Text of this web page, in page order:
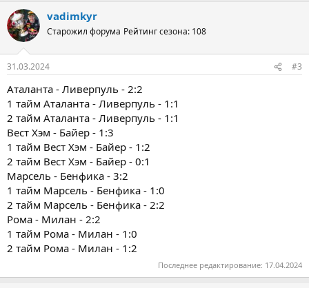
vadimkyr
Старожил форума Рейтинг сезона: 108
31.03.2024 #3
Аталанта - Ливерпуль - 2:2
1 тайм Аталанта - Ливерпуль - 1:1
2 тайм Аталанта - Ливерпуль - 1:1
Вест Хэм - Байер - 1:3
1 тайм Вест Хэм - Байер - 1:2
2 тайм Вест Хэм - Байер - 0:1
Марсель - Бенфика - 3:2
1 тайм Марсель - Бенфика - 1:0
2 тайм Марсель - Бенфика - 2:2
Рома - Милан - 2:2
1 тайм Рома - Милан - 1:0
2 тайм Рома - Милан - 1:2
Последнее редактирование: 17.04.2024